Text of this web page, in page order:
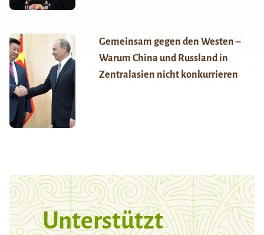
Gemeinsam gegen den Westen –
Warum China und Russland in
Zentralasien nicht konkurrieren
Unterstützt